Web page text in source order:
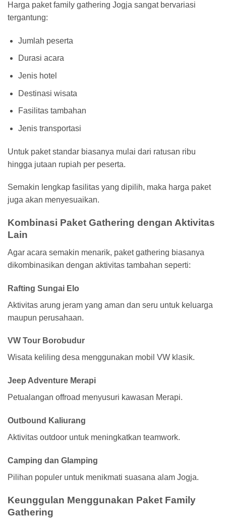
Harga paket family gathering Jogja sangat bervariasi
tergantung:
Jumlah peserta
Durasi acara
Jenis hotel
Destinasi wisata
Fasilitas tambahan
Jenis transportasi
Untuk paket standar biasanya mulai dari ratusan ribu
hingga jutaan rupiah per peserta.
Semakin lengkap fasilitas yang dipilih, maka harga paket
juga akan menyesuaikan.
Kombinasi Paket Gathering dengan Aktivitas
Lain
Agar acara semakin menarik, paket gathering biasanya
dikombinasikan dengan aktivitas tambahan seperti:
Rafting Sungai Elo
Aktivitas arung jeram yang aman dan seru untuk keluarga
maupun perusahaan.
VW Tour Borobudur
Wisata keliling desa menggunakan mobil VW klasik.
Jeep Adventure Merapi
Petualangan offroad menyusuri kawasan Merapi.
Outbound Kaliurang
Aktivitas outdoor untuk meningkatkan teamwork.
Camping dan Glamping
Pilihan populer untuk menikmati suasana alam Jogja.
Keunggulan Menggunakan Paket Family
Gathering